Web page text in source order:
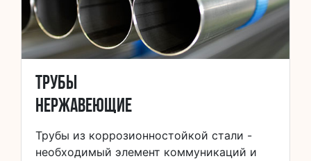
Трубы
нержавеющие
Трубы из коррозионностойкой стали -
необходимый элемент коммуникаций и